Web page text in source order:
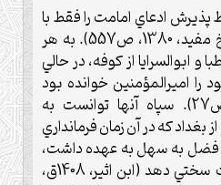
ادعاي امامت را فقط با
شممشير مي دانند (شيخ مفيد، 1380، ص557). به هر
ابوالسرايا از کوفه، در حالي
را اميرالمؤمنين خوانده بود
(مسعودي،[بي تا]،ج4،ص27). سپاه آنها توانست به
بغداد که در آن زمان فرمانداري
فضل به سهل به عهده داشت،
غلبه کند و آنها را شکست سختي دهد (ابن اثير، 1408ق،